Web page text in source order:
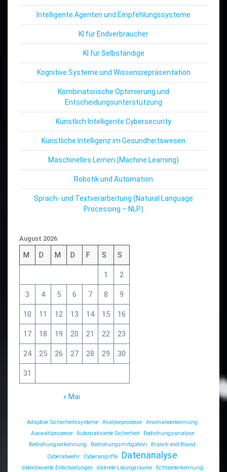
Intelligente Agenten und Empfehlungssysteme
KI für Endverbraucher
KI für Selbständige
Kognitive Systeme und Wissensrepräsentation
Kombinatorische Optimierung und
Entscheidungsunterstützung
Künstlich Intelligente Cybersecurity
Künstliche Intelligenz im Gesundheitswesen
Maschinelles Lernen (Machine Learning)
Robotik und Automation
Sprach- und Textverarbeitung (Natural Language
Processing – NLP)
August 2026
M D M D F S S
1 2
3 4 5 6 7 8 9
10 11 12 13 14 15 16
17 18 19 20 21 22 23
24 25 26 27 28 29 30
31
« Mai
Adaptive Sicherheitssysteme Analyseprozesse
Anomalieerkennung
Auswahlprozesse
Automatisierte Sicherheit
Bedrohungsanalyse
Bedrohungserkennung
Bedrohungsmitigation
Branch-and-Bound
Cyberabwehr
Cyberangriffe Datenanalyse
datenbasierte Entscheidungen diskrete Lösungsräume Echtzeiterkennung